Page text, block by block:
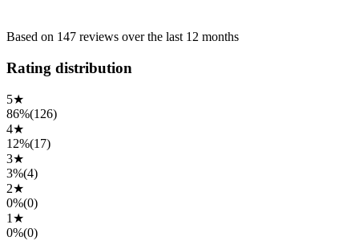
Based on 147 reviews over the last 12 months
Rating distribution
5★
86%(126)
4★
12%(17)
3★
3%(4)
2★
0%(0)
1 ★
0%(0)